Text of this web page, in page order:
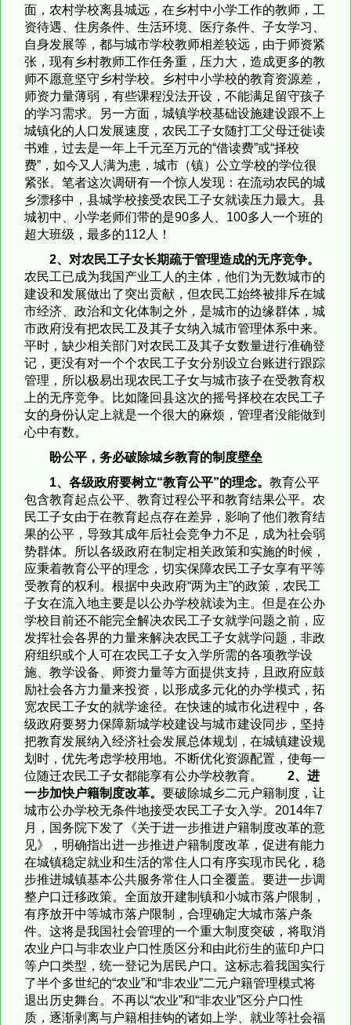
面，农村学校离县城远，在乡村中小学工作的教师，工
资待遇、住房条件、生活环境、医疗条件、子女学习、
自身发展等，都与城市学校教师相差较远，由于师资紧
张，现有乡村教师工作任务重，压力大，造成更多的教
师不愿意坚守乡村学校。乡村中小学校的教育资源差，
师资力量薄弱，有些课程没法开设，不能满足留守孩子
的学习需求。另一方面，城镇学校基础设施建设跟不上
城镇化的人口发展速度，农民工子女随打工父母迁徙读
书难，过去是一年上千元至万元的“借读费”或“择校
费”，如今又人满为患，城市（镇）公立学校的学位很
紧张。笔者这次调研有一个惊人发现：在流动农民的城
乡漂移中，县城学校接受农民工子女就读压力最大。县
城初中、小学老师们带的是90多人、100多人一个班的
超大班级，最多的112人！
2、对农民工子女长期疏于管理造成的无序竞争。
农民工已成为我国产业工人的主体，他们为无数城市的
建设和发展做出了突出贡献，但农民工始终被排斥在城
市经济、政治和文化体制之外，是城市的边缘群体，城
市政府没有把农民工及其子女纳入城市管理体系中来。
平时，缺少相关部门对农民工及其子女数量进行准确登
记，更没有对一个个农民工子女分别设立台账进行跟踪
管理，所以极易出现农民工子女与城市孩子在受教育权
上的无序竞争。比如隆回县这次的摇号择校在农民工子
女的身份认定上就是一个很大的麻烦，管理者没能做到
心中有数。
盼公平，务必破除城乡教育的制度壁垒
1、各级政府要树立“教育公平”的理念。 教育公平
包含教育起点公平、教育过程公平和教育结果公平。农
民工子女由于在教育起点存在差异，影响了他们教育结
果的公平，导致其成年后社会竞争力不足，成为社会弱
势群体。所以各级政府在制定相关政策和实施的时候，
应秉着教育公平的理念，切实保障农民工子女享有平等
受教育的权利。根据中央政府“两为主”的政策，农民工
子女在流入地主要是以公办学校就读为主。但是在公办
学校目前还不能完全解决农民工子女就学问题之前，应
发挥社会各界的力量来解决农民工子女就学问题，非政
府组织或个人可在农民工子女入学所需的各项教学设
施、教学设备、师资力量等方面提供支持，且政府应鼓
励社会各方力量来投资，以形成多元化的办学模式，拓
宽农民工子女的就学途径。在快速的城市化进程中，各
级政府要努力保障新城学校建设与城市建设同步，坚持
把教育发展纳入经济社会发展总体规划，在城镇建设规
划时，优先考虑学校用地。不断优化资源配置，使每一
位随迁农民工子女都能享有公办学校教育。
2、进
一步加快户籍制度改革。 要破除城乡二元户籍制度，让
城市公办学校无条件地接受农民工子女入学。2014年7
月，国务院下发了《关于进一步推进户籍制度改革的意
见》，明确指出进一步推进户籍制度改革，促进有能力
在城镇稳定就业和生活的常住人口有序实现市民化，稳
步推进城镇基本公共服务常住人口全覆盖。要进一步调
整户口迁移政策。全面放开建制镇和小城市落户限制，
有序放开中等城市落户限制，合理确定大城市落户条
件。这将是我国社会管理的一个重大制度突破，将取消
农业户口与非农业户口性质区分和由此衍生的蓝印户口
等户口类型，统一登记为居民户口。这标志着我国实行
了半个多世纪的“农业”和“非农业”二元户籍管理模式将
退出历史舞台。不再以“农业”和“非农业”区分户口性
质，逐渐剥离与户籍相挂钩的诸如上学、就业等社会福